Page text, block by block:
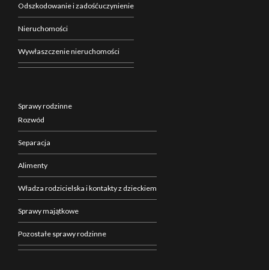
Odszkodowanie i zadośćuczynienie
Nieruchomości
Wywłaszczenie nieruchomości
Sprawy rodzinne
Rozwód
Separacja
Alimenty
Władza rodzicielska i kontakty z dzieckiem
Sprawy majątkowe
Pozostałe sprawy rodzinne